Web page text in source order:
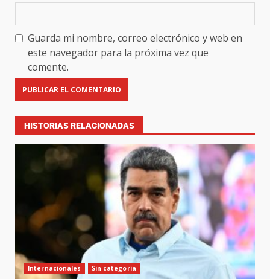
Guarda mi nombre, correo electrónico y web en
este navegador para la próxima vez que
comente.
HISTORIAS RELACIONADAS
Internacionales Sin categoría